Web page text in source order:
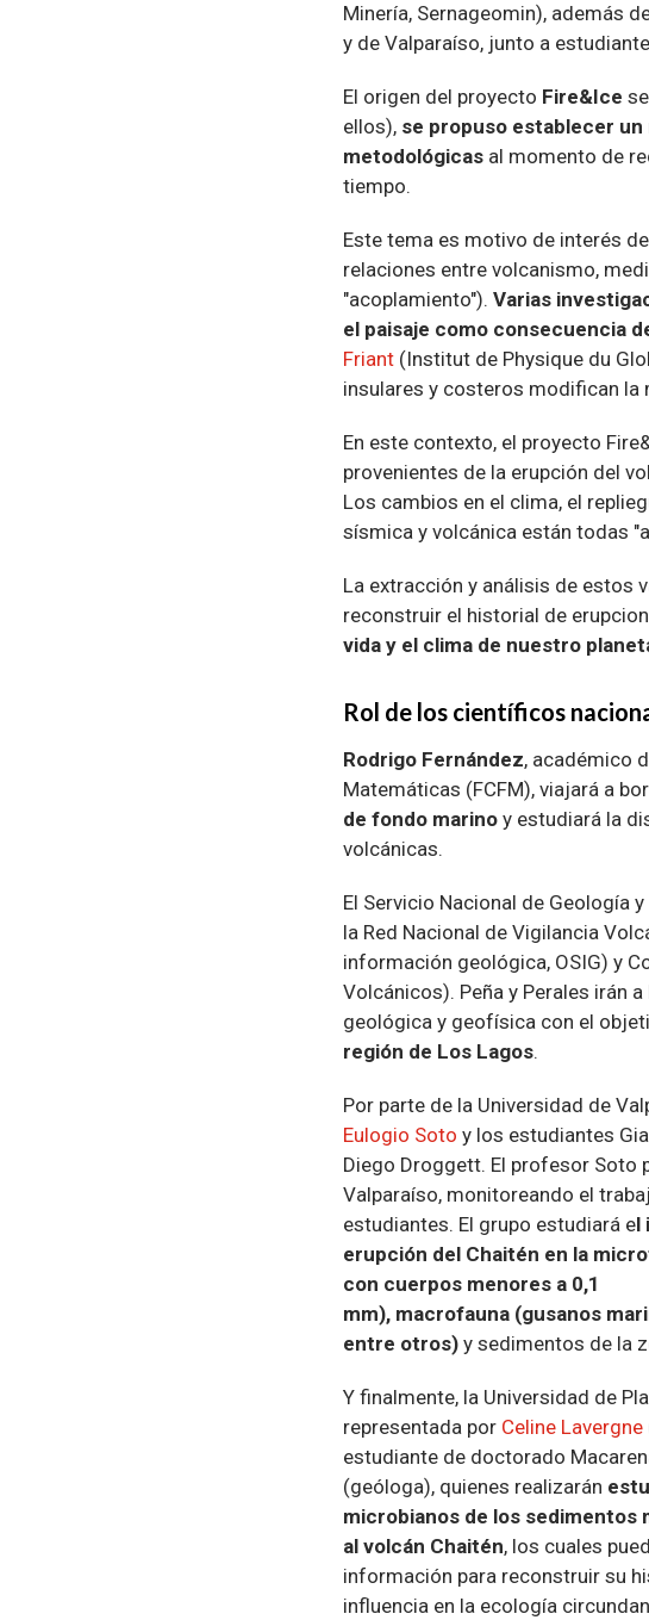
Minería, Sernageomin), además
y de Valparaíso, junto a
El origen del proyecto Fire&Ice
ellos), se propuso establecer
metodológicas al momento de
tiempo.
Este tema es motivo de interés
relaciones entre volcanismo,
"acoplamiento"). Varias
el paisaje como consecuencia
Friant (Institut de Physique du
insulares y costeros modifican
En este contexto, el proyecto
provenientes de la erupción del
Los cambios en el clima, el
sísmica y volcánica están todas
La extracción y análisis de estos
reconstruir el historial de
vida y el clima de nuestro
Rol de los científicos
Rodrigo Fernández, académico
Matemáticas (FCFM), viajará a
de fondo marino y estudiará la
volcánicas.
El Servicio Nacional de Geología
la Red Nacional de Vigilancia
información geológica, OSIG) y
Volcánicos). Peña y Perales irán
geológica y geofísica con el
región de Los Lagos.
Por parte de la Universidad de
Eulogio Soto y los estudiantes
Diego Droggett. El profesor Soto
Valparaíso, monitoreando el
estudiantes. El grupo estudiará el
erupción del Chaitén en la
con cuerpos menores a 0,1
mm), macrofauna (gusanos
entre otros) y sedimentos de la
Y finalmente, la Universidad de
representada por Celine Lavergne
estudiante de doctorado
(geóloga), quienes realizarán
microbianos de los sedimentos
al volcán Chaitén, los cuales
información para reconstruir su
influencia en la ecología